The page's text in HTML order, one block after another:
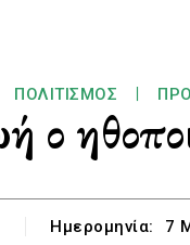
ΠΟΛΙΤΙΣΜΌΣ
ο
Ημερομηνία: 7